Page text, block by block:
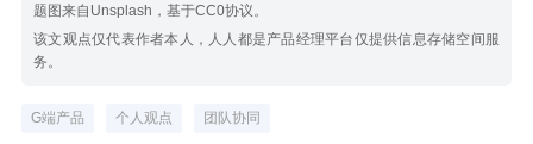
题图来自Unsplash，基于CC0协议。
该文观点仅代表作者本人，人人都是产品经理平台仅提供信息存储空间服
务。
G端产品 个人观点 团队协同